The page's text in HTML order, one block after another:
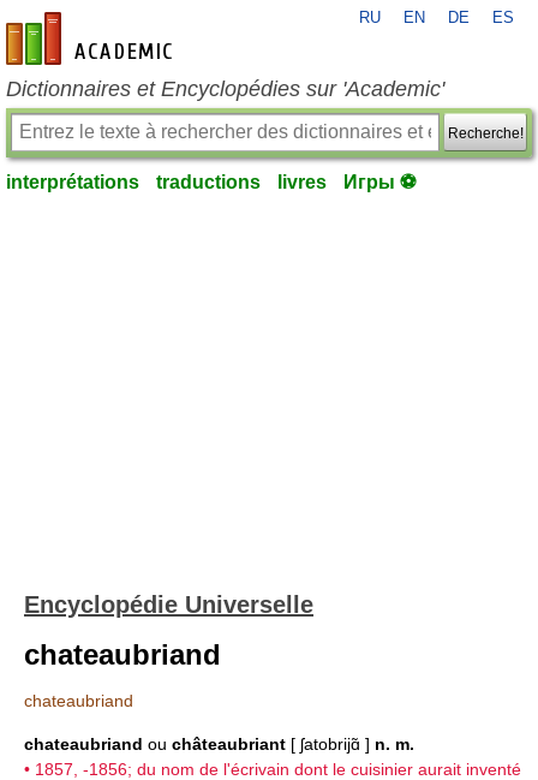
fr-academic.com
RU EN DE ES
Dictionnaires et Encyclopédies sur 'Academic'
Recherche!
interprétations traductions livres Игры ⚽
Encyclopédie Universelle
chateaubriand
chateaubriand
chateaubriand ou châteaubriant [ ʃatobrijɑ̃ ] n. m.
• 1857, -1856; du nom de l'écrivain dont le cuisinier aurait inventé